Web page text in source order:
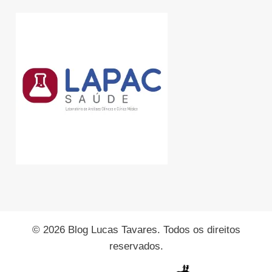
© 2026 Blog Lucas Tavares. Todos os direitos
reservados.